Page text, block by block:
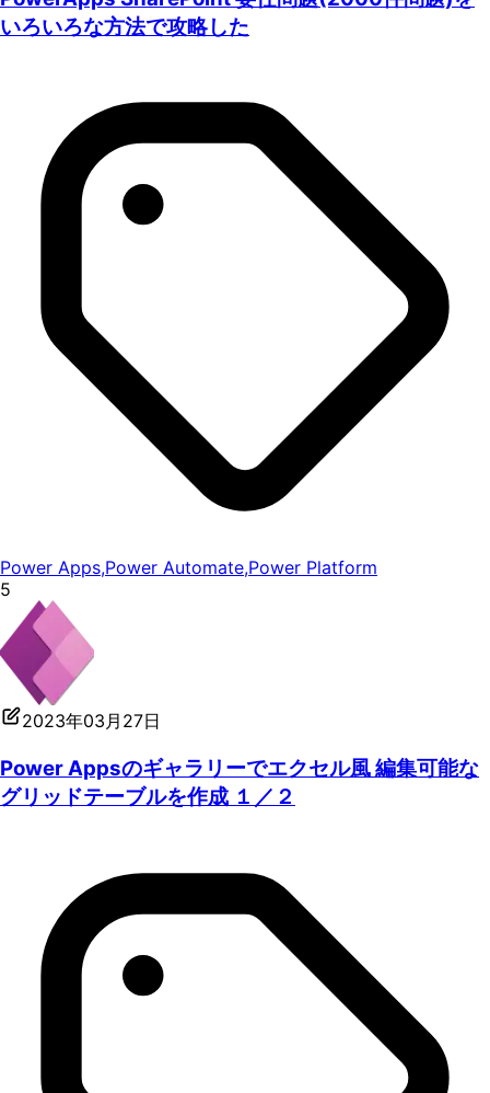
いろいろな方法で攻略した
Power Apps,Power Automate,Power Platform
5
2023年03月27日
Power Appsのギャラリーでエクセル風 編集可能な
グリッドテーブルを作成 １／２